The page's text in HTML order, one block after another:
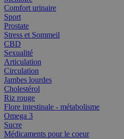
Comfort urinaire
Sport
Prostate
Stress et Sommeil
CBD
Sexualité
Articulation
Circulation
Jambes lourdes
Cholestérol
Riz rouge
Flore intestinale - métabolisme
Omega 3
Sucre
Médicaments pour le coeur